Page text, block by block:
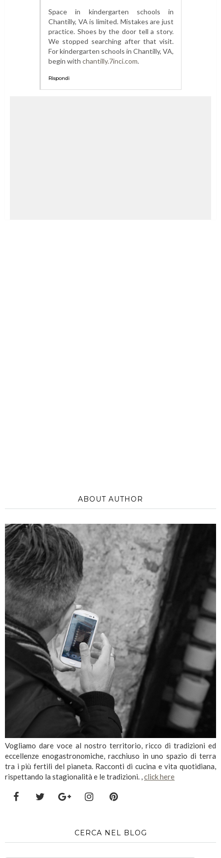
Space in kindergarten schools in
Chantilly, VA is limited. Mistakes are just
practice. Shoes by the door tell a story.
We stopped searching after that visit.
For kindergarten schools in Chantilly, VA,
begin with chantilly.7inci.com.
Rispondi
ABOUT AUTHOR
Vogliamo dare voce al nostro territorio, ricco di tradizioni ed
eccellenze enogastronomiche, racchiuso in uno spazio di terra
tra i più fertili del pianeta. Racconti di cucina e vita quotidiana,
rispettando la stagionalità e le tradizioni. , click here
CERCA NEL BLOG